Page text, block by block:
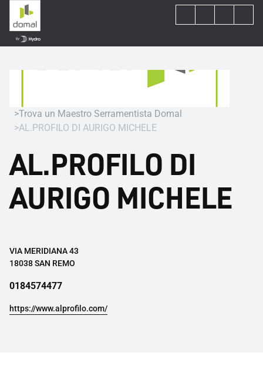
Trova un Maestro Serramentista Domal
AL.PROFILO DI AURIGO MICHELE
AL.PROFILO DI
AURIGO MICHELE
VIA MERIDIANA 43
18038 SAN REMO
0184574477
https://www.alprofilo.com/